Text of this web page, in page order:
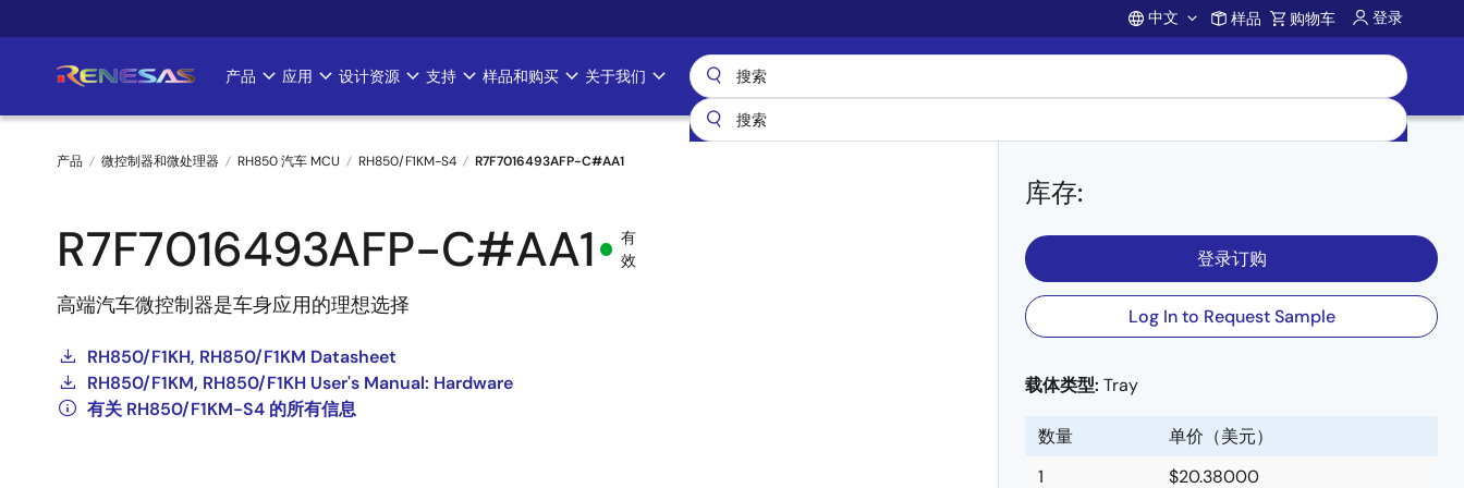
转
要
Account
中文 样品 购物车 登录
Main
navigation
产品 应用 设计资源 支持 样品和购买 关于我们
包
屑
产品 微控制器和微处理器 RH850 汽车 MCU RH850/F1KM-S4 R7F7016493AFP-C#AA1
R7F7016493AFP-C#AA1
有
效
高端汽车微控制器是车身应用的理想选择
RH850/F1KH, RH850/F1KM Datasheet
RH850/F1KM, RH850/F1KH User's Manual: Hardware
有关 RH850/F1KM-S4 的所有信息
库存:
登录订购
Log In to Request Sample
载体类型: Tray
数量
单价（美元）
1
$20.38000